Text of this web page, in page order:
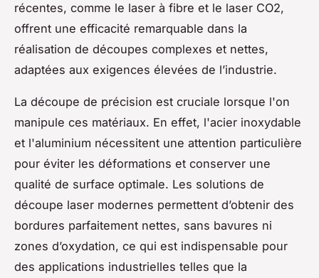
récentes, comme le laser à fibre et le laser CO2,
offrent une efficacité remarquable dans la
réalisation de découpes complexes et nettes,
adaptées aux exigences élevées de l’industrie.
La découpe de précision est cruciale lorsque l'on
manipule ces matériaux. En effet, l'acier inoxydable
et l'aluminium nécessitent une attention particulière
pour éviter les déformations et conserver une
qualité de surface optimale. Les solutions de
découpe laser modernes permettent d’obtenir des
bordures parfaitement nettes, sans bavures ni
zones d’oxydation, ce qui est indispensable pour
des applications industrielles telles que la